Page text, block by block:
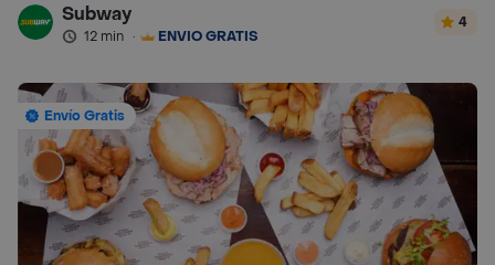
Subway
12 min · ENVÍO GRATIS
4
Envío Gratis